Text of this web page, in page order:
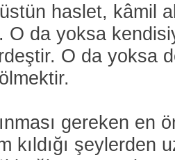
haslet, kâmil
O da yoksa
O da yoksa
gereken en
kıldığı şeylerden